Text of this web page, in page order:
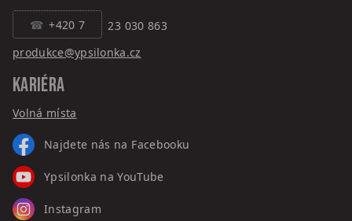
+420 7
23 030 863
produkce@ypsilonka.cz
KARIÉRA
Volná místa
Najdete nás na Facebooku
Ypsilonka na YouTube
Instagram